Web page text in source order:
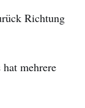
Richtung
mehrere